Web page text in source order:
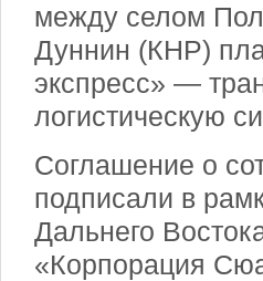
между селом
Дуннин (КНР)
экспресс» —
логистическую
Соглашение о
подписали в
Дальнего
«Корпорация